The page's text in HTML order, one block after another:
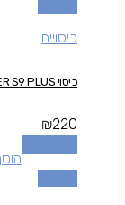
כיסויים
כיסוי OTTERBOX DEFENDER S9 PLUS
₪220